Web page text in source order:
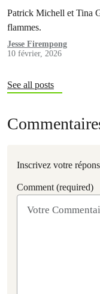
Patrick Michell et Tina
flammes.
Jesse Firempong
10 février, 2026
See all posts
Inscrivez votre
Comment (required)